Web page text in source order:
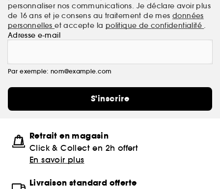
personnaliser nos communications. Je déclare avoir plus
de 16 ans et je consens au traitement de mes données
personnelleset accepte la politique de confidentialité .
Adresse e-mail
Par exemple: nom@example.com
S'inscrire
Retrait en magasin
Click & Collect en 2h offert
En savoir plus
Livraison standard offerte